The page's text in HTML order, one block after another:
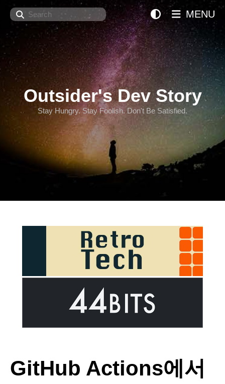
Search
Outsider's Dev Story
Stay Hungry. Stay Foolish. Don't Be Satisfied.
MENU
GitHub Actions에서